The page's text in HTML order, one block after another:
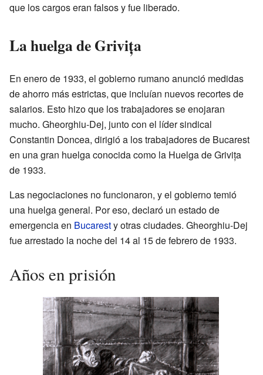
que los cargos eran falsos y fue liberado.
La huelga de Grivița
En enero de 1933, el gobierno rumano anunció medidas
de ahorro más estrictas, que incluían nuevos recortes de
salarios. Esto hizo que los trabajadores se enojaran
mucho. Gheorghiu-Dej, junto con el líder sindical
Constantin Doncea, dirigió a los trabajadores de Bucarest
en una gran huelga conocida como la Huelga de Grivița
de 1933.
Las negociaciones no funcionaron, y el gobierno temió
una huelga general. Por eso, declaró un estado de
emergencia en Bucaresty otras ciudades. Gheorghiu-Dej
fue arrestado la noche del 14 al 15 de febrero de 1933.
Años en prisión